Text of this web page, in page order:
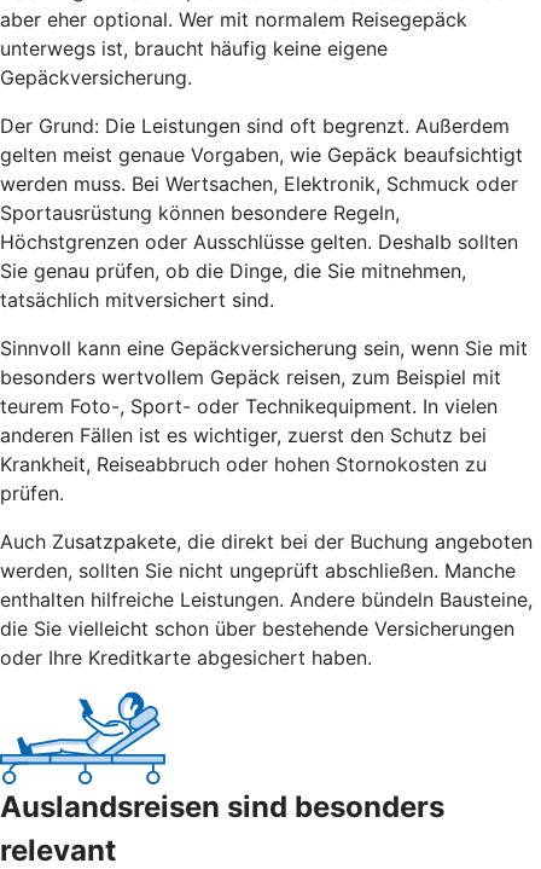
aber eher optional. Wer mit normalem Reisegepäck
unterwegs ist, braucht häufig keine eigene
Gepäckversicherung.
Der Grund: Die Leistungen sind oft begrenzt. Außerdem
gelten meist genaue Vorgaben, wie Gepäck beaufsichtigt
werden muss. Bei Wertsachen, Elektronik, Schmuck oder
Sportausrüstung können besondere Regeln,
Höchstgrenzen oder Ausschlüsse gelten. Deshalb sollten
Sie genau prüfen, ob die Dinge, die Sie mitnehmen,
tatsächlich mitversichert sind.
Sinnvoll kann eine Gepäckversicherung sein, wenn Sie mit
besonders wertvollem Gepäck reisen, zum Beispiel mit
teurem Foto-, Sport- oder Technikequipment. In vielen
anderen Fällen ist es wichtiger, zuerst den Schutz bei
Krankheit, Reiseabbruch oder hohen Stornokosten zu
prüfen.
Auch Zusatzpakete, die direkt bei der Buchung angeboten
werden, sollten Sie nicht ungeprüft abschließen. Manche
enthalten hilfreiche Leistungen. Andere bündeln Bausteine,
die Sie vielleicht schon über bestehende Versicherungen
oder Ihre Kreditkarte abgesichert haben.
Auslandsreisen sind besonders
relevant